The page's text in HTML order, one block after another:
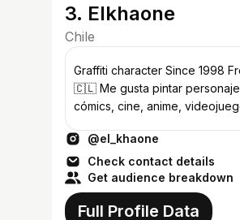
3. Elkhaone
Chile
Graffiti character Since 1998 From Chile
🇨🇱 Me gusta pintar personajes de
cómics, cine, anime,
@el_khaone
Check contact details
Get audience breakdown
Full Profile Data